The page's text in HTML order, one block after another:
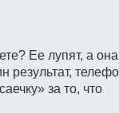
Ее лупят, а она
результат,
за то, что